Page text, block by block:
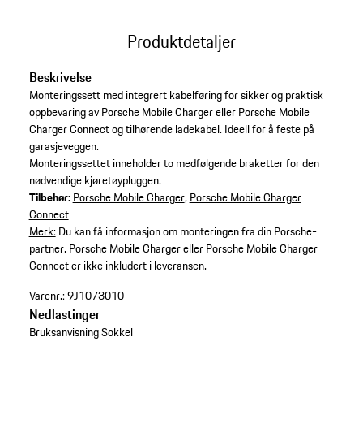
Produktdetaljer
Beskrivelse
Monteringssett med integrert kabelføring for sikker og praktisk
oppbevaring av Porsche Mobile Charger eller Porsche Mobile
Charger Connect og tilhørende ladekabel. Ideell for å feste på
garasjeveggen.
Monteringssettet inneholder to medfølgende braketter for den
nødvendige kjøretøypluggen.
Tilbehør: Porsche Mobile Charger,Porsche Mobile Charger
Connect
Merk:Du kan få informasjon om monteringen fra din Porsche-
partner. Porsche Mobile Charger eller Porsche Mobile Charger
Connect er ikke inkludert i leveransen.
Varenr.:9J1073010
Nedlastinger
Bruksanvisning Sokkel